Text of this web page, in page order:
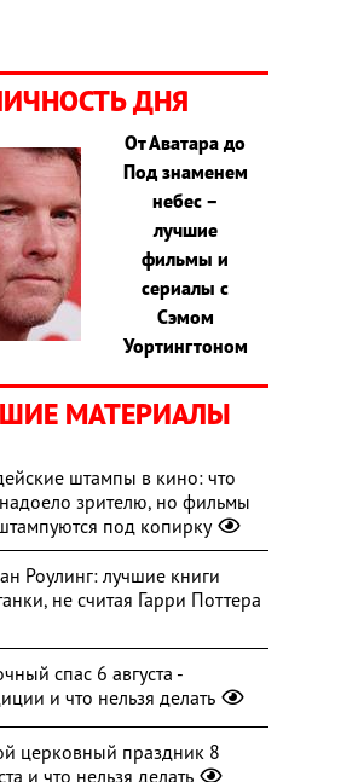
ДНЯ
От Аватара до
Под знаменем
небес –
лучшие
фильмы и
сериалы с
Сэмом
Уортингтоном
МАТЕРИАЛЫ
штампы в кино: что
зрителю, но фильмы
под копирку
Роулинг: лучшие книги
не считая Гарри Поттера
спас 6 августа -
и что нельзя делать
церковный праздник 8
и что нельзя делать